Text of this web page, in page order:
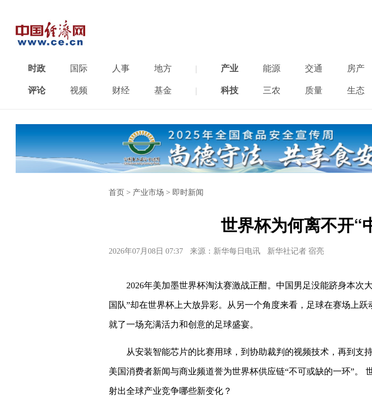
时政 国际 人事 地方 | 产业 能源 交通 房产
评论 视频 财经 基金 | 科技 三农 质量 生态
首页 > 产业市场 > 即时新闻
世界杯为何离不开“
2026年07月08日 07:37 来源：新华每日电讯 新华社记者 宿亮
2026年美加墨世界杯淘汰赛激战正酣。中国男足没能跻身本次
国队”却在世界杯上大放异彩。从另一个角度来看，足球在赛场上
就了一场充满活力和创意的足球盛宴。
从安装智能芯片的比赛用球，到协助裁判的视频技术，再到
美国消费者新闻与商业频道誉为世界杯供应链“不可或缺的一环”。
射出全球产业竞争哪些新变化？